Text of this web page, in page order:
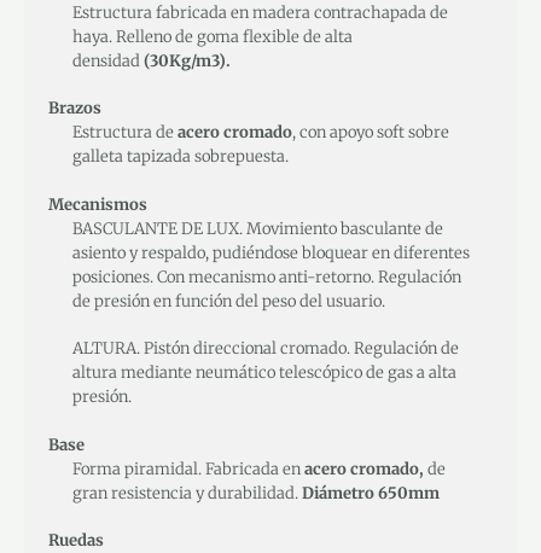
Estructura fabricada en madera contrachapada de
haya. Relleno de goma flexible de alta
densidad(30Kg/m3).
Brazos
Estructura deacero cromado, con apoyo soft sobre
galleta tapizada sobrepuesta.
Mecanismos
BASCULANTE DE LUX. Movimiento basculante de
asiento y respaldo, pudiéndose bloquear en diferentes
posiciones. Con mecanismo anti-retorno. Regulación
de presión en función del peso del usuario.
ALTURA. Pistón direccional cromado. Regulación de
altura mediante neumático telescópico de gas a alta
presión.
Base
Forma piramidal. Fabricada enacero cromado, de
gran resistencia y durabilidad.Diámetro 650mm
Ruedas